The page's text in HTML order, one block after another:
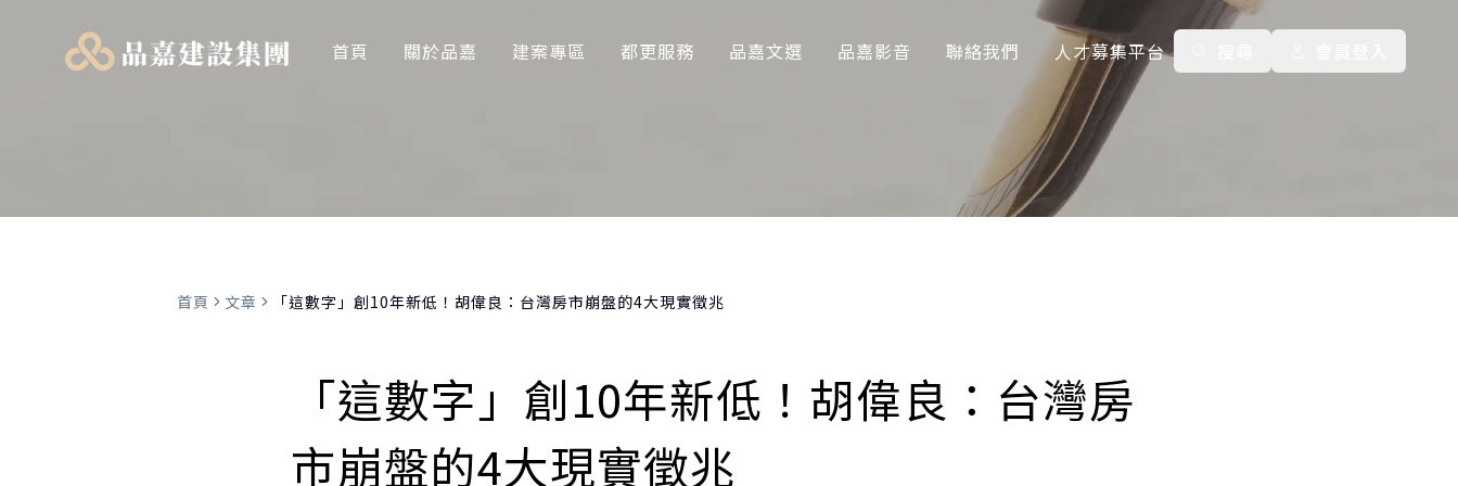
首頁 關於品嘉 建案專區 都更服務 品嘉文選 品嘉影音 聯絡我們 人才募集平台
首頁 文章 「這數字」創10年新低！胡偉良：台灣房市崩盤的4大現實徵兆
「這數字」創10年新低！胡偉良：台灣房
市崩盤的4大現實徵兆